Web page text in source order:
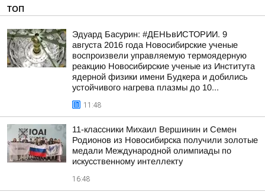
ТОП
Эдуард Басурин: #ДЕНЬвИСТОРИИ. 9
августа 2016 года Новосибирские ученые
воспроизвели управляемую термоядерную
реакцию Новосибирские ученые из Института
ядерной физики имени Будкера и добились
устойчивого нагрева плазмы до 10...
11:48
11-классники Михаил Вершинин и Семен
Родионов из Новосибирска получили золотые
медали Международной олимпиады по
искусственному интеллекту
16:48